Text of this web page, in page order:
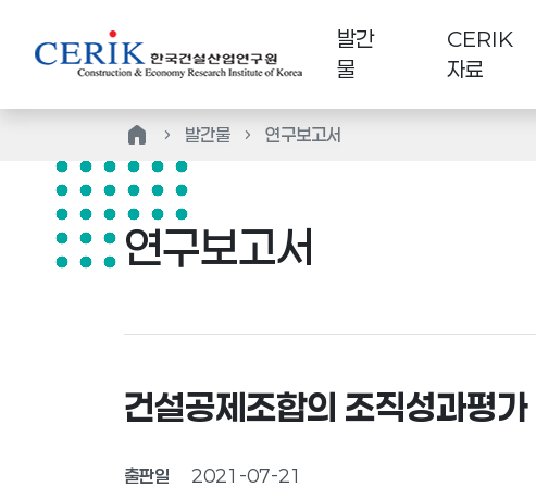
발간
물
CERIK
자료
home 발간물 연구보고서
연구보고서
건설공제조합의 조직성과평
출판일 2021-07-21